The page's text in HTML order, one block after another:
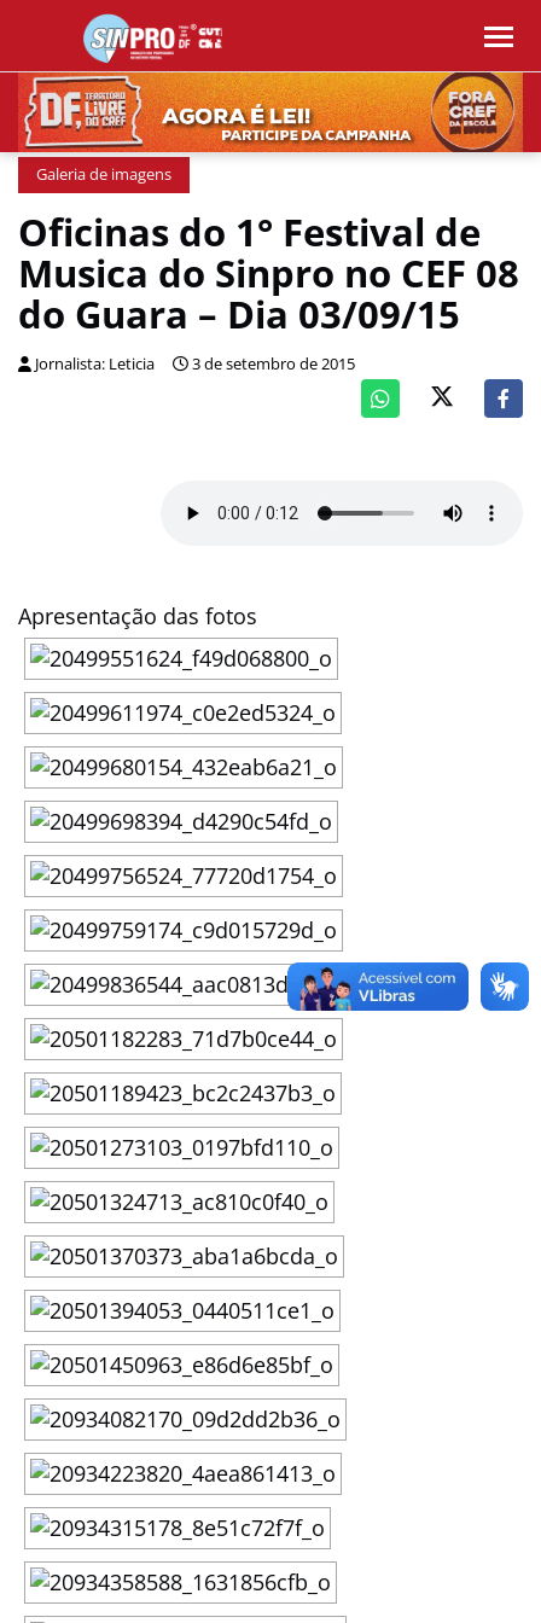
Galeria de imagens
Oficinas do 1° Festival de
Musica do Sinpro no CEF 08
do Guara – Dia 03/09/15
Jornalista: Leticia 3 de setembro de 2015
Apresentação das fotos